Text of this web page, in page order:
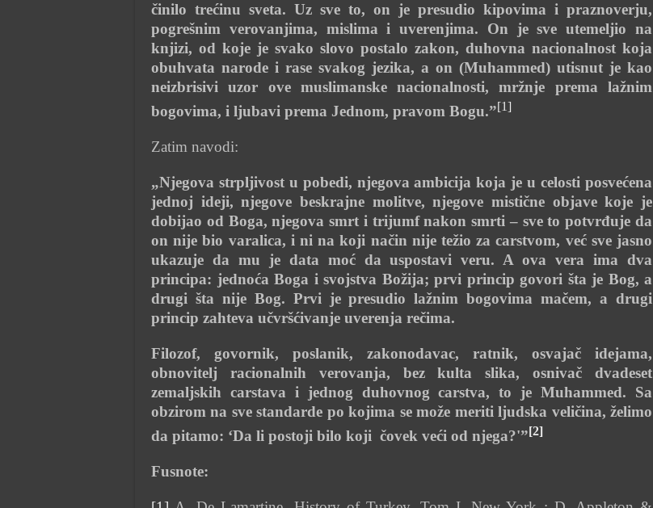
činilo trećinu sveta. Uz sve to, on je presudio kipovima i praznoverju,
pogrešnim verovanjima, mislima i uverenjima. On je sve utemeljio na
knjizi, od koje je svako slovo postalo zakon, duhovna nacionalnost koja
obuhvata narode i rase svakog jezika, a on (Muhammed) utisnut je kao
neizbrisivi uzor ove muslimanske nacionalnosti, mržnje prema lažnim
bogovima, i ljubavi prema Jednom, pravom Bogu.”[1]
Zatim navodi:
„Njegova strpljivost u pobedi, njegova ambicija koja je u celosti posvećena
jednoj ideji, njegove beskrajne molitve, njegove mistične objave koje je
dobijao od Boga, njegova smrt i trijumf nakon smrti – sve to potvrđuje da
on nije bio varalica, i ni na koji način nije težio za carstvom, već sve jasno
ukazuje da mu je data moć da uspostavi veru. A ova vera ima dva
principa: jednoća Boga i svojstva Božija; prvi princip govori šta je Bog, a
drugi šta nije Bog. Prvi je presudio lažnim bogovima mačem, a drugi
princip zahteva učvršćivanje uverenja rečima.
Filozof, govornik, poslanik, zakonodavac, ratnik, osvajač idejama,
obnovitelj racionalnih verovanja, bez kulta slika, osnivač dvadeset
zemaljskih carstava i jednog duhovnog carstva, to je Muhammed. Sa
obzirom na sve standarde po kojima se može meriti ljudska veličina, želimo
da pitamo: ‘Da li postoji bilo koji čovek veći od njega?'”[2]
Fusnote: